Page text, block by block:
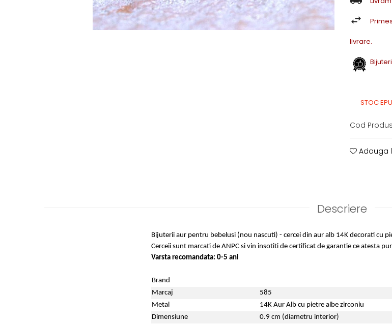
Cercei de aur lungi cu lant
livrare.
STOC
Cod
Adauga
Descriere
Bijuterii aur pentru bebelusi (nou nascuti) - cercei din aur alb 14K decorati cu
Cerceii sunt marcati de ANPC si vin insotiti de certificat de garantie ce atesta
Varsta recomandata: 0-5 ani
Brand
Marcaj
585
Metal
14K Aur Alb cu pietre albe zirconiu
Dimensiune
0.9 cm (diametru interior)